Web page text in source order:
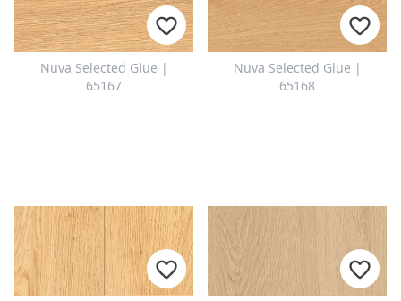
КОНТАКТЫ
У вас есть вопросы или вы
хотите получить
профессионально. Напишите
нам, позвоните или
воспользуйтесь нашей
контактной формой.
Nuva Selected Glue |
65167
Nuva Selected Glue |
65168